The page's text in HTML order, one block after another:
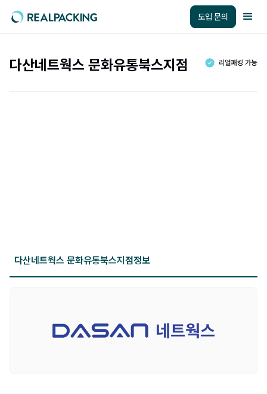
도입 문의
다산네트웍스 문화유통북스지점
다산네트웍스 문화유통북스지점정보